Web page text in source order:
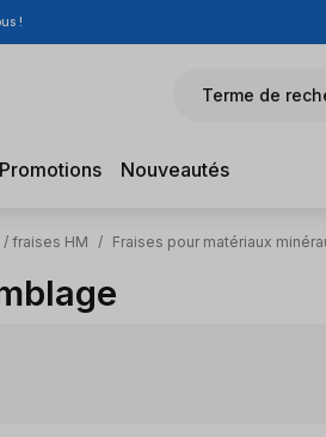
!
Terme de
Promotions Nouveautés
fraises HM / Fraises pour matériaux